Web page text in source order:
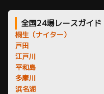
全国24場レースガイド
桐生（ナイター）
戸田
江戸川
平和島
多摩川
浜名湖